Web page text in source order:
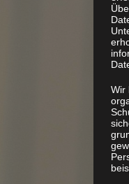
Wir